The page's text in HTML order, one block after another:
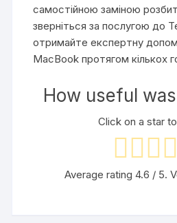
самостійною заміною
зверніться за послугою до
отримайте експертну
MacBook протягом кількох
How useful
Click on a star
Average rating 4.6 / 5.